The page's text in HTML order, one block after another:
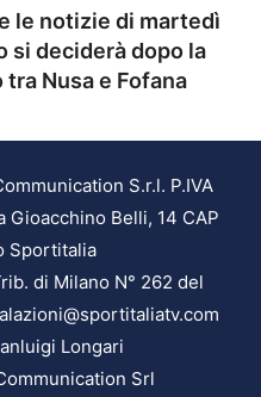
le notizie di martedì
si deciderà dopo la
tra Nusa e Fofana
S.r.l. P.IVA
Gioacchino Belli, 14 CAP
Sportitalia
di Milano N° 262 del
Longari
Srl